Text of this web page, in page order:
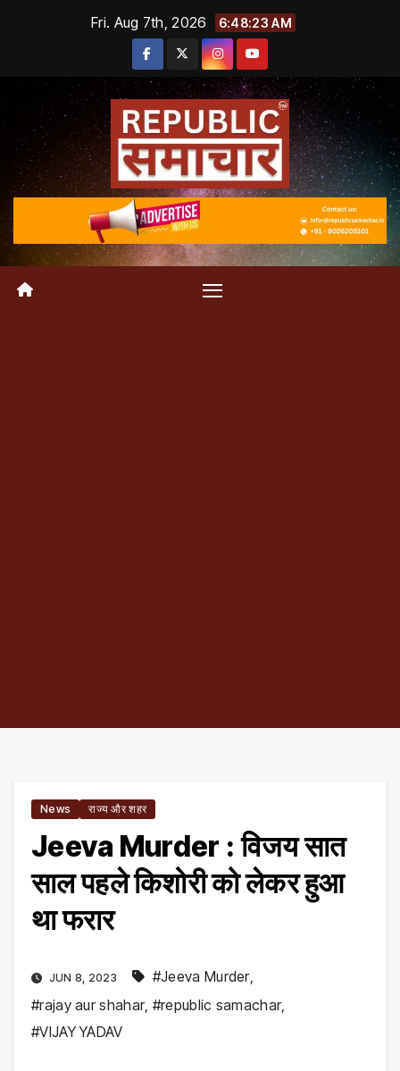
Fri. Aug 7th, 2026 6:48:24 AM
News राज्य और शहर
Jeeva Murder : विजय सात
साल पहले किशोरी को लेकर हुआ
था फरार
JUN 8, 2023 #Jeeva Murder,
#rajay aur shahar, #republic samachar,
#VIJAY YADAV